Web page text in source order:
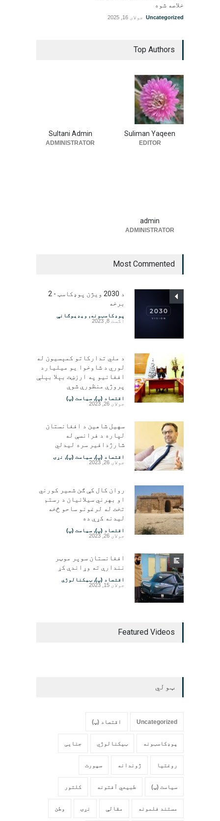
خلاصه شوه
Uncategorized جولای 16, 2025
Top Authors
Suliman Yaqeen
EDITOR
Sultani Admin
ADMINISTRATOR
admin
ADMINISTRATOR
Most Commented
د 2030 ویژن پوډکاسټ - 2
برخه
پوډکاسټونه, ویډیوګانې
اگست 8, 2023
د ملي تدارکاتو کمېسیون له
لوري د شاوخوا یو میلیارد
افغانیو په ارزښت بېلا بېلې
پروژې منظورې شوې
اقتصاد (پ), سیاست (پ)
جولای 26, 2023
سهیل شاهین د افغانستان
لپاره د فرانسې له
شارژدافیر سره لیدلي
اقتصاد (پ), سیاست (پ), نړۍ
جولای 26, 2023
روان کال کې ګن شمیر کورني
او بهرني سیلانیان د رستم
تخت له لرغونو ساحو څخه
لیدنه کړې ده
اقتصاد (پ), سیاست (پ)
جولای 26, 2023
افغانستان سوپر موټر
نندارې ته وړاندې کړ
اقتصاد (پ), ټیکنالوژي
جولای 15, 2023
Featured Videos
ټولي
Uncategorized اقتصاد (پ)
پوډکاسټونه ټیکنالوژي جنایی
روغتیا ژوندانه سپورت
سیاست (پ) طبیعي آفتونه کلتور
مستند فلمونه مقالې نړۍ وطن